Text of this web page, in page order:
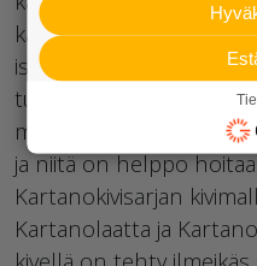
katutilasta Antikko-
istutusaltailla.
turvallinen tila liikkua ja
muurialtaat nostavat
ja niitä on helppo
Kartanokivisarjan
Kartanolaatta ja